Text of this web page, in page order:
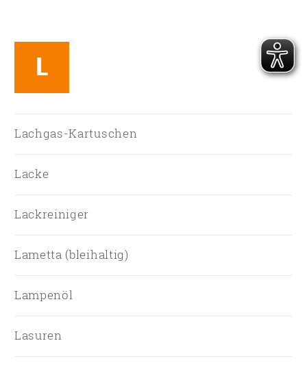
L
Lachgas-Kartuschen
Lacke
Lackreiniger
Lametta (bleihaltig)
Lampenöl
Lasuren